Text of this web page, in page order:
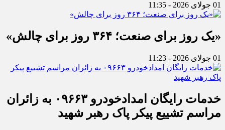
01 جولای 2026 - 11:35
«یک روز برای صنعت؛ ۳۶۴ روز برای چالش»
01 جولای 2026 - 11:23
خدمات رایگان امدادخودرو ۰۹۶۶۳ به زائران
مراسم تشییع پیکر پاک رهبر شهید